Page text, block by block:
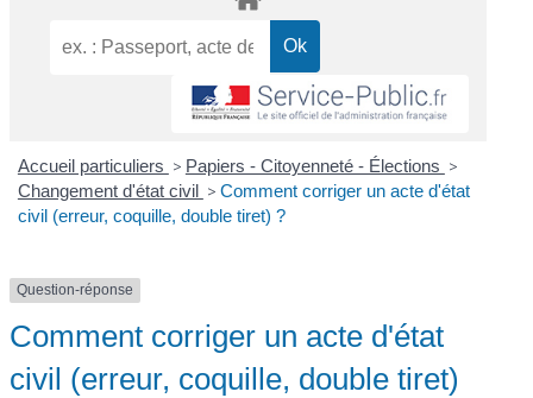
Accueil particuliers > Papiers - Citoyenneté - Élections >
Changement d'état civil > Comment corriger un acte d'état
civil (erreur, coquille, double tiret) ?
Question-réponse
Comment corriger un acte d'état
civil (erreur, coquille, double tiret)